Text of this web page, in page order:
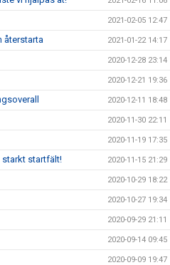
2021-02-05 12:47
återstarta 2021-01-22 14:17
2020-12-28 23:14
2020-12-21 19:36
2020-12-11 18:48
2020-11-30 22:11
2020-11-19 17:35
starkt startfält! 2020-11-15 21:29
2020-10-29 18:22
2020-10-27 19:34
2020-09-29 21:11
2020-09-14 09:45
2020-09-09 19:47